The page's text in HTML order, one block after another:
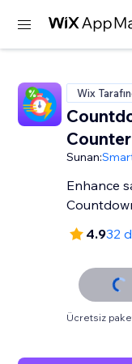
Wix
Counter
Sunan:
Enhance
4.932
Ücretsiz